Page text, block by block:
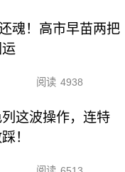
魂！高市早苗两把
阅读 4938
这波操作，连特
！